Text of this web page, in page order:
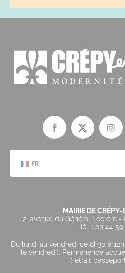
FR
MAIRIE DE
2, avenue du Général Leclerc
Tél. : 03 44 59
Du lundi au vendredi de 8h30 à 12h
le vendredi). Permanence
(retrait